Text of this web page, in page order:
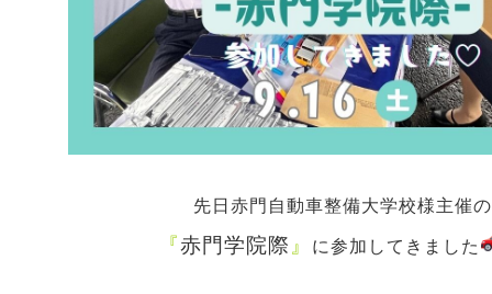
先日赤門自動車整備大学校様主催の
『赤門学院際 』 に参加してきました